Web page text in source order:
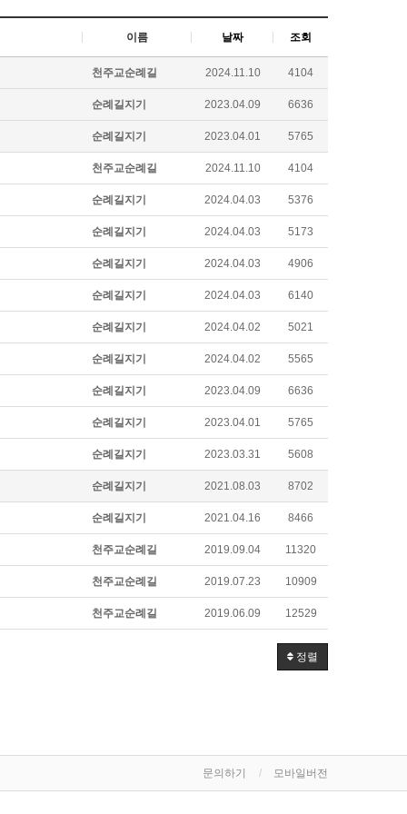
이름 날짜 조회
천주교순례길 2024.11.10 4104
순례길지기 2023.04.09 6636
순례길지기 2023.04.01 5765
천주교순례길 2024.11.10 4104
순례길지기 2024.04.03 5376
순례길지기 2024.04.03 5173
순례길지기 2024.04.03 4906
순례길지기 2024.04.03 6140
순례길지기 2024.04.02 5021
순례길지기 2024.04.02 5565
순례길지기 2023.04.09 6636
순례길지기 2023.04.01 5765
순례길지기 2023.03.31 5608
순례길지기 2021.08.03 8702
순례길지기 2021.04.16 8466
천주교순례길 2019.09.04 11320
천주교순례길 2019.07.23 10909
천주교순례길 2019.06.09 12529
정렬
문의하기 모바일버전